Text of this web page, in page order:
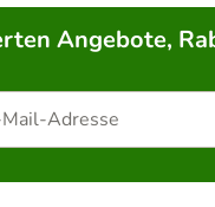
Angebote,